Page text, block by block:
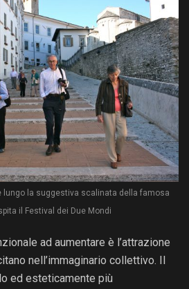
lungo la suggestiva scalinata della famosa
il Festival dei Due Mondi
ad aumentare è l’attrazione
nell’immaginario collettivo. Il
ed esteticamente più